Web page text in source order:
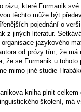
rázu, které Furmanik
těchto může být
pojednání o
z jiných literatur.
jazykového
od prózy tím, že
že se Furmanik u tohoto
mimo jiné studie
kniha plnit celkem
školení, má